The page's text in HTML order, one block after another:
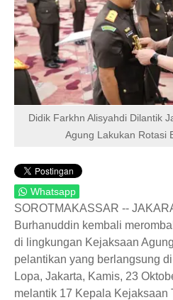
Didik Farkhn Alisyahdi Dilantik
Agung Lakukan Rotasi
Whatsapp
SOROTMAKASSAR --
Burhanuddin kembali
di lingkungan Kejaksaan
pelantikan yang berlangsung
Lopa, Jakarta, Kamis, 23
melantik 17 Kepala Kejaksaan